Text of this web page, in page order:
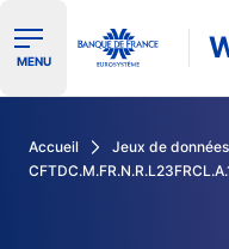
Ouvrir le menu de
MENU
Accueil Jeux de données